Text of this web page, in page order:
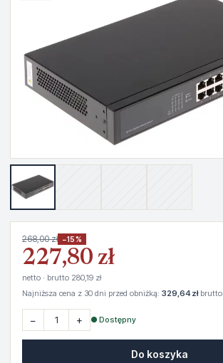
268,00 zł −15%
227,80 zł
netto · brutto 280,19 zł
Najniższa cena z 30 dni przed obniżką: 329,64 złbrutto
− + ● Dostępny
Do koszyka